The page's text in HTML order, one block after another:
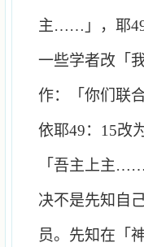
主……」，耶
一些学者改「
作：「你们联
依耶49： 15改
「吾主上主
决不是先知自
员。先知在「